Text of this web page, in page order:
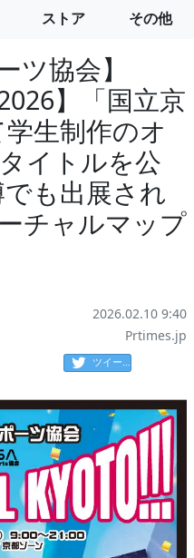
ストア その他
ツ協会】
】「国立京
生制作のオ
イトルを公
も出展され
チャルマップ
2026.02.10 9:40
Prtimes.jp
ツイート